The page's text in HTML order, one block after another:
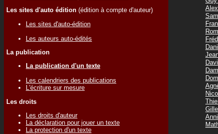
Les sites d'auto édition (édition à compte d'auteur)
Les sites d'auto-édition
Les auteurs auto-édités
La publication
La publication d'un texte
Les calendriers des publications
L'écriture sur mesure
Les droits
Les droits d'auteur
La déclaration pour jouer un texte
La protection d'un texte